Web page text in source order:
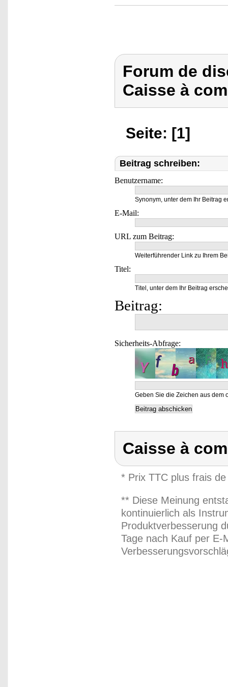
Forum de
Caisse à
Seite: [1]
Beitrag schreiben:
Benutzername:
Synonym, unter dem Ihr Beitrag
E-Mail:
URL zum Beitrag:
Weiterführender Link zu Ihrem
Titel:
Titel, unter dem Ihr Beitrag
Beitrag:
Sicherheits-Abfrage:
Geben Sie die Zeichen aus dem
Caisse à
* Prix TTC plus frais
** Diese Meinung
kontinuierlich als
Produktverbesserung
Tage nach Kauf per E-